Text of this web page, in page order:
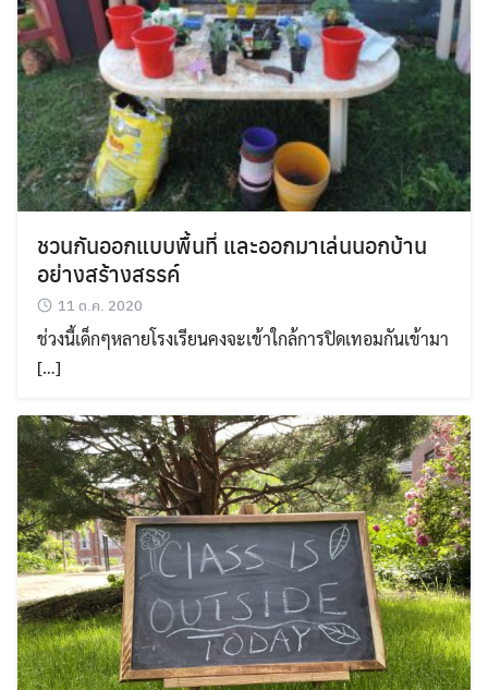
ชวนกันออกแบบพื้นที่ และออกมาเล่นนอกบ้าน
อย่างสร้างสรรค์
11 ต.ค. 2020
ช่วงนี้เด็กๆหลายโรงเรียนคงจะเข้าใกล้การปิดเทอมกันเข้ามา
[…]